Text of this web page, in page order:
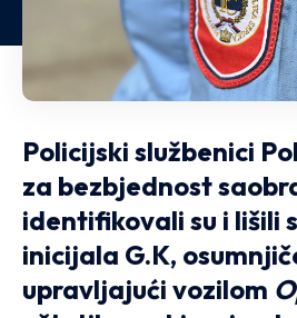
Policijski službenici
za bezbjednost
identifikovali su i lišili
inicijala G.K,
upravljajući vozilom